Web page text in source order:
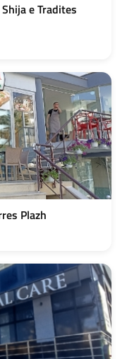
e Tradites
Plazh